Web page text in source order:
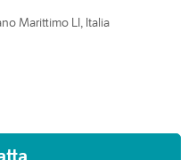
Marittimo LI, Italia